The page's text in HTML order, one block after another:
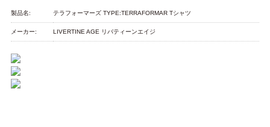
製品名: テラフォーマーズ TYPE:TERRAFORMAR Tシャツ
メーカー: LIVERTINE AGE リバティーンエイジ